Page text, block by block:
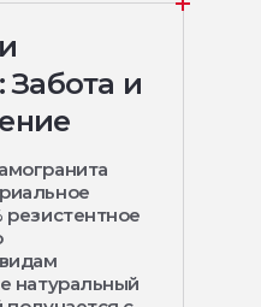
Забота и
резистентное
натуральный